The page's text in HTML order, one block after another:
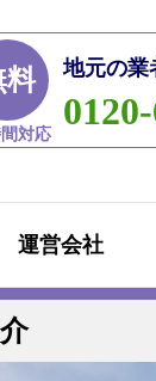
料
対応
地元の業
運営会社